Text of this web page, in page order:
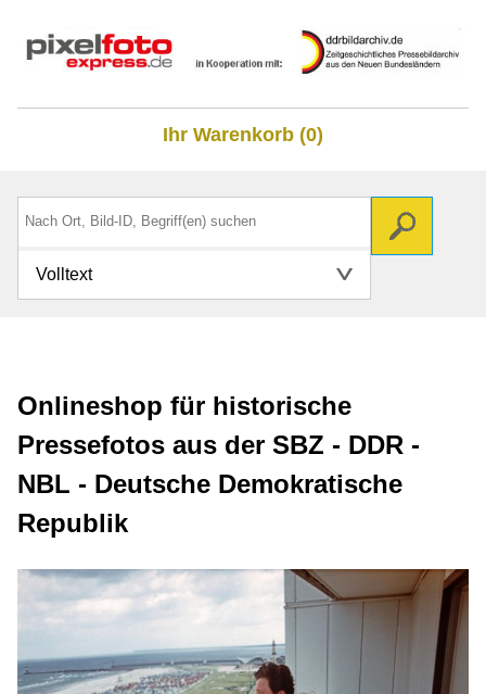
Ihr Warenkorb (0)
Volltext
Onlineshop für historische
Pressefotos aus der SBZ - DDR -
NBL - Deutsche Demokratische
Republik